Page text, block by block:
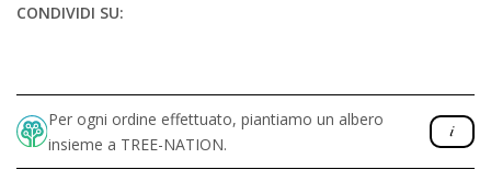
CONDIVIDI SU:
Per ogni ordine effettuato, piantiamo un albero
insieme a TREE-NATION.